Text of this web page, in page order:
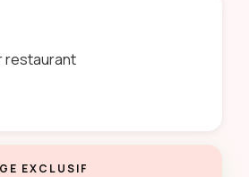
restaurant
EXCLUSIF